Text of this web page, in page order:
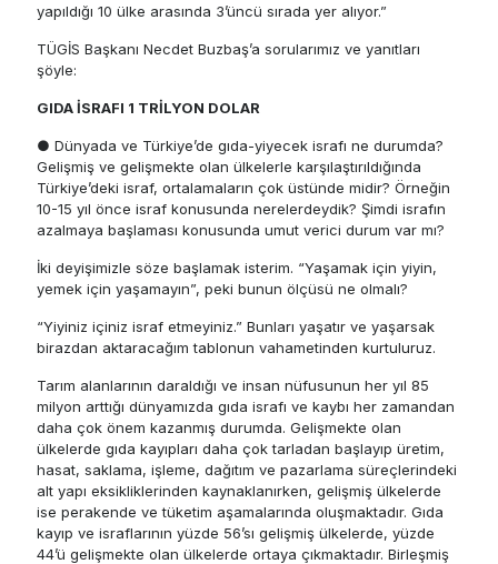
yapıldığı 10 ülke arasında 3’üncü sırada yer alıyor.”
TÜGİS Başkanı Necdet Buzbaş’a sorularımız ve yanıtları
şöyle:
GIDA İSRAFI 1 TRİLYON DOLAR
● Dünyada ve Türkiye’de gıda-yiyecek israfı ne durumda?
Gelişmiş ve gelişmekte olan ülkelerle karşılaştırıldığında
Türkiye’deki israf, ortalamaların çok üstünde midir? Örneğin
10-15 yıl önce israf konusunda nerelerdeydik? Şimdi israfın
azalmaya başlaması konusunda umut verici durum var mı?
İki deyişimizle söze başlamak isterim. “Yaşamak için yiyin,
yemek için yaşamayın”, peki bunun ölçüsü ne olmalı?
“Yiyiniz içiniz israf etmeyiniz.” Bunları yaşatır ve yaşarsak
birazdan aktaracağım tablonun vahametinden kurtuluruz.
Tarım alanlarının daraldığı ve insan nüfusunun her yıl 85
milyon arttığı dünyamızda gıda israfı ve kaybı her zamandan
daha çok önem kazanmış durumda. Gelişmekte olan
ülkelerde gıda kayıpları daha çok tarladan başlayıp üretim,
hasat, saklama, işleme, dağıtım ve pazarlama süreçlerindeki
alt yapı eksikliklerinden kaynaklanırken, gelişmiş ülkelerde
ise perakende ve tüketim aşamalarında oluşmaktadır. Gıda
kayıp ve israflarının yüzde 56’sı gelişmiş ülkelerde, yüzde
44’ü gelişmekte olan ülkelerde ortaya çıkmaktadır. Birleşmiş